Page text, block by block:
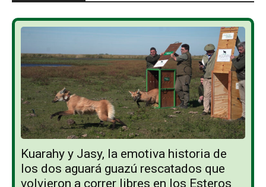
Kuarahy y Jasy, la emotiva historia de
los dos aguará guazú rescatados que
volvieron a correr libres en los Esteros